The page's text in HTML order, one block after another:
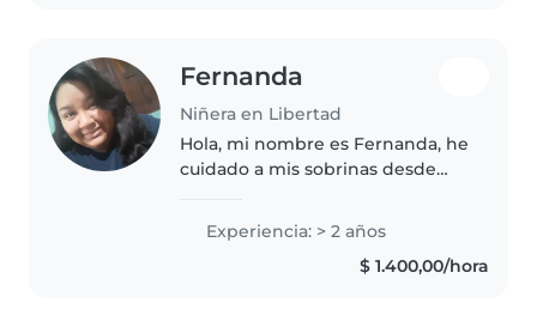
Fernanda
Niñera en Libertad
Hola, mi nombre es Fernanda, he
cuidado a mis sobrinas desde
24x 48hs y en repetidas
ocasiones cuidé a sus hijas, hoy
en día ellas tienen 14 y 8 años...
Experiencia: > 2 años
$ 1.400,00/hora